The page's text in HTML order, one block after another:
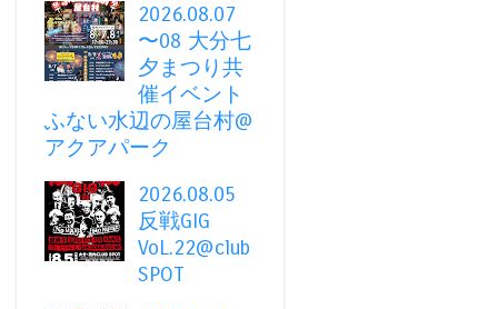
2026.08.07
〜08 大分七
夕まつり共
催イベント
ふない水辺の屋台村@
アクアパーク
2026.08.05
反戦GIG
VoL.22@club
SPOT